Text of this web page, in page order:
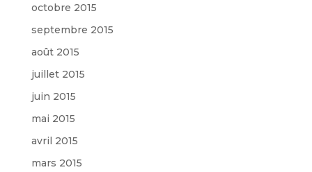
octobre 2015
septembre 2015
août 2015
juillet 2015
juin 2015
mai 2015
avril 2015
mars 2015